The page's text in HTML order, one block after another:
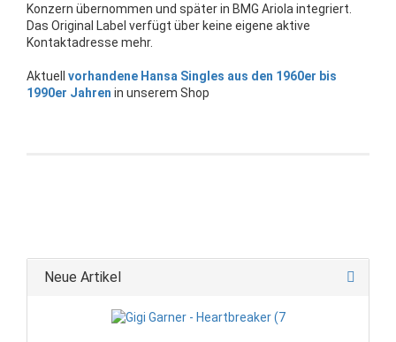
Konzern übernommen und später in BMG Ariola integriert.
Das Original Label verfügt über keine eigene aktive
Kontaktadresse mehr.
Aktuell vorhandene Hansa Singles aus den 1960er bis
1990er Jahren in unserem Shop
Neue Artikel